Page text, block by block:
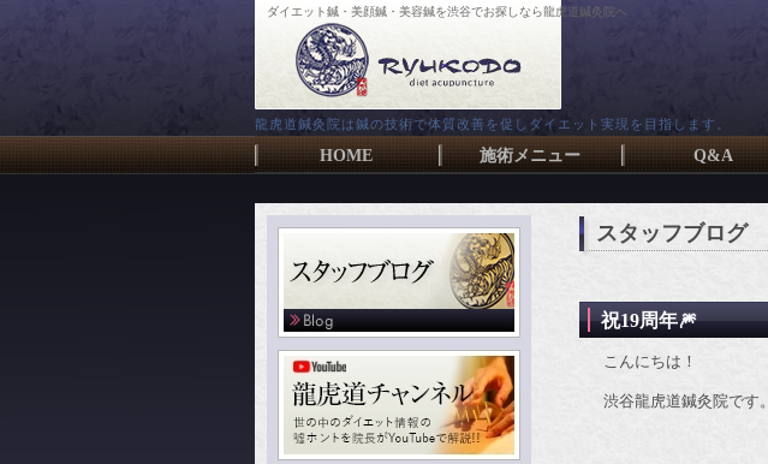
ダイエット鍼・美顔鍼・美容鍼を渋谷でお探しなら龍虎道鍼灸院へ
龍虎道鍼灸院は鍼の技術で体質改善を促しダイエット実現を目指します。
HOME 施術メニュー Q&A
スタッフブログ
祝19周年🎆
こんにちは！
渋谷龍虎道鍼灸院です。